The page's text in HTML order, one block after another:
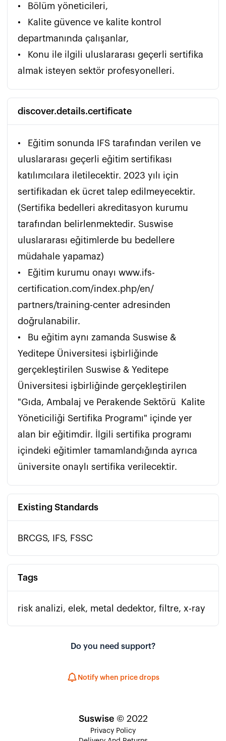
•	Bölüm yöneticileri,
•	Kalite güvence ve kalite kontrol
departmanında çalışanlar,
•	Konu ile ilgili uluslararası geçerli sertifika
almak isteyen sektör profesyonelleri.
discover.details.certificate
•	Eğitim sonunda IFS tarafından verilen ve
uluslararası geçerli eğitim sertifikası
katılımcılara iletilecektir. 2023 yılı için
sertifikadan ek ücret talep edilmeyecektir.
(Sertifika bedelleri akreditasyon kurumu
tarafından belirlenmektedir. Suswise
uluslararası eğitimlerde bu bedellere
müdahale yapamaz)
•	Eğitim kurumu onayı www.ifs-
certification.com/index.php/en/
partners/training-center adresinden
doğrulanabilir.
•	Bu eğitim aynı zamanda Suswise &
Yeditepe Üniversitesi işbirliğinde
gerçekleştirilen Suswise & Yeditepe
Üniversitesi işbirliğinde gerçekleştirilen
"Gıda, Ambalaj ve Perakende Sektörü  Kalite
Yöneticiliği Sertifika Programı" içinde yer
alan bir eğitimdir. İlgili sertifika programı
içindeki eğitimler tamamlandığında ayrıca
üniversite onaylı sertifika verilecektir.
Existing Standards
BRCGS, IFS, FSSC
Tags
risk analizi, elek, metal dedektor, filtre, x-ray
Do you need support?
Notify when price drops
Suswise© 2022
Privacy Policy